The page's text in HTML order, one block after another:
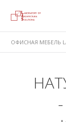
ОФИСНАЯ МЕБЕЛЬ